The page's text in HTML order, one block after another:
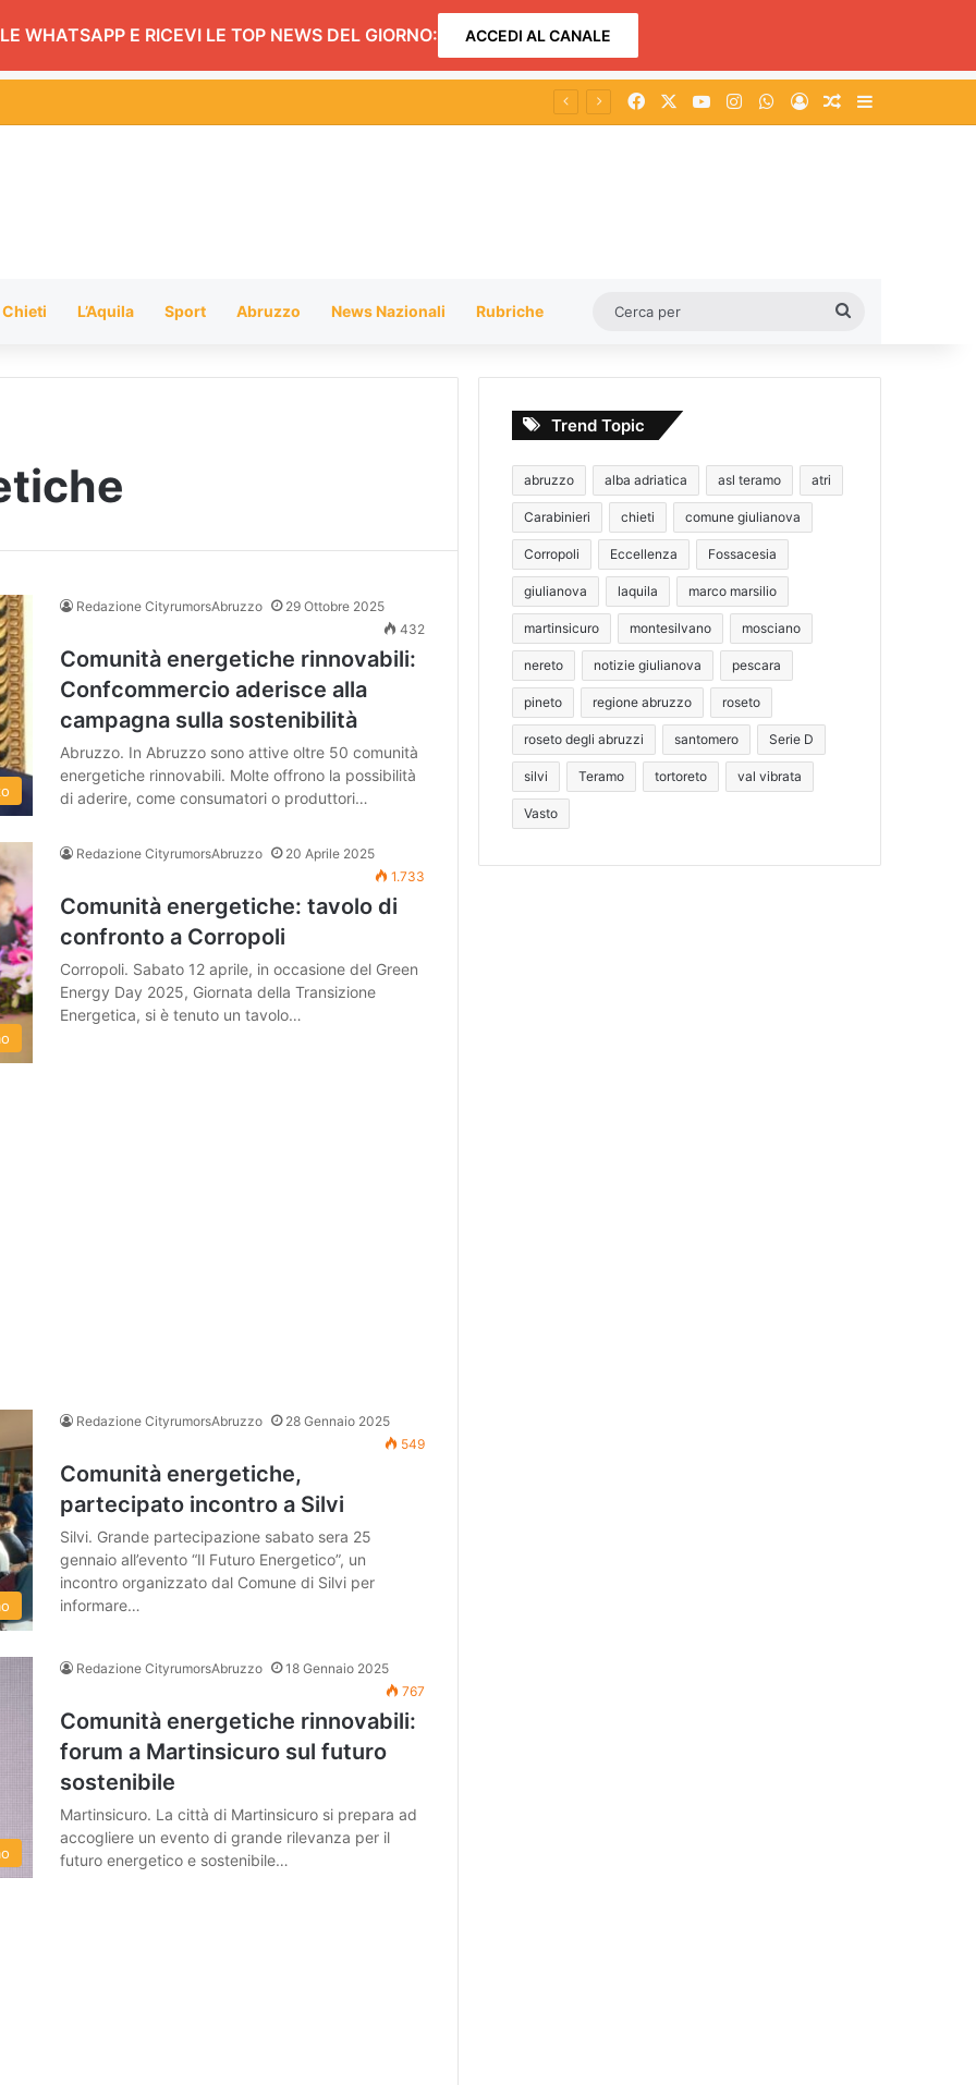
WHATSAPP E RICEVI LE TOP NEWS DEL GIORNO: ACCEDI AL CANALE
Facebook You TubeInstagramWhatsApp
AccediUn articolo a
Chieti L’Aquila Sport Abruzzo News Nazionali Rubriche
Redazione CityrumorsAbruzzo
29 Ottobre 2025
432
Comunità energetiche rinnovabili:
Confcommercio aderisce alla
campagna sulla sostenibilità
Abruzzo. In Abruzzo sono attive oltre 50 comunità
energetiche rinnovabili. Molte offrono la possibilità
di aderire, come consumatori o produttori…
Redazione CityrumorsAbruzzo
20 Aprile 2025
1.733
Comunità energetiche: tavolo di
confronto a Corropoli
Corropoli. Sabato 12 aprile, in occasione del Green
Energy Day 2025, Giornata della Transizione
Energetica, si è tenuto un tavolo…
Redazione CityrumorsAbruzzo
28 Gennaio 2025
549
Comunità energetiche,
partecipato incontro a Silvi
Silvi. Grande partecipazione sabato sera 25
gennaio all’evento “Il Futuro Energetico”, un
incontro organizzato dal Comune di Silvi per
informare…
Redazione CityrumorsAbruzzo
18 Gennaio 2025
767
Comunità energetiche rinnovabili:
forum a Martinsicuro sul futuro
sostenibile
Martinsicuro. La città di Martinsicuro si prepara ad
accogliere un evento di grande rilevanza per il
futuro energetico e sostenibile…
Trend Topic
abruzzo alba adriatica asl teramo atri
Carabinieri chieti comune giulianova
Corropoli Eccellenza Fossacesia
giulianova laquila marco marsilio
martinsicuro montesilvano mosciano
nereto notizie giulianova pescara
pineto regione abruzzo roseto
roseto degli abruzzi santomero Serie D
silvi Teramo tortoreto val vibrata
Vasto